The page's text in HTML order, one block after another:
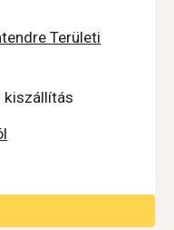
Területi
kiszállítás